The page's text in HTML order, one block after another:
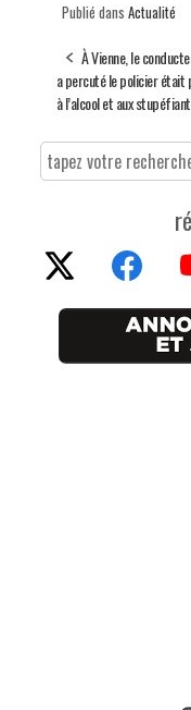
Publié dans Actualité
À Vienne, le
a percuté le policier
à l’alcool et aux